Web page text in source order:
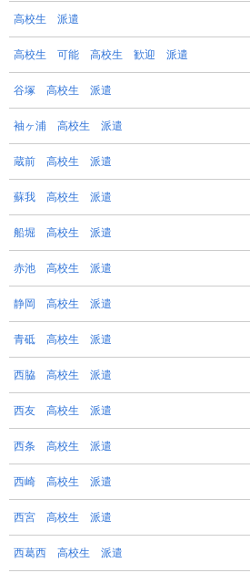
高校生 派遣
高校生 可能 高校生 歓迎 派遣
谷塚 高校生 派遣
袖ヶ浦 高校生 派遣
蔵前 高校生 派遣
蘇我 高校生 派遣
船堀 高校生 派遣
赤池 高校生 派遣
静岡 高校生 派遣
青砥 高校生 派遣
西脇 高校生 派遣
西友 高校生 派遣
西条 高校生 派遣
西崎 高校生 派遣
西宮 高校生 派遣
西葛西 高校生 派遣